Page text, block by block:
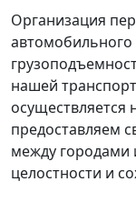
Организация
нашей
осуществляется
предоставляем
между городами
целостности и